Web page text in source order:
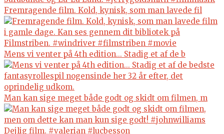
Fremragende film. Kold, kynisk, som man lavede fil
Mens vi venter på 4th edition... Stadig et af de b
Man kan sige meget både godt og skidt om filmen, m
Dejlig film. #valerian #lucbesson